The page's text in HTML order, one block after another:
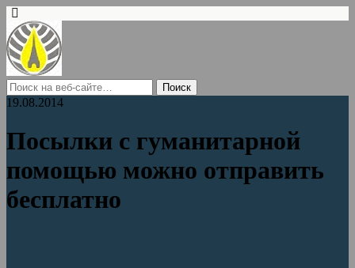
19.08.2014
Посылки с гуманитарной
помощью можно отправить
бесплатно